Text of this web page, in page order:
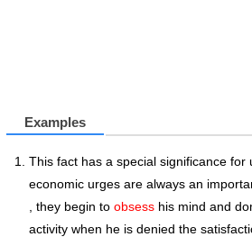
Examples
This fact has a special significance for
economic urges are always an
, they begin to obsess his mind and
activity when he is denied the